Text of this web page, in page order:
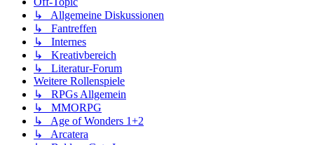
↳ Allgemeine Diskussionen
↳ Fantreffen
↳ Internes
↳ Kreativbereich
↳ Literatur-Forum
Weitere Rollenspiele
↳ RPGs Allgemein
↳ MMORPG
↳ Age of Wonders 1+2
↳ Arcatera